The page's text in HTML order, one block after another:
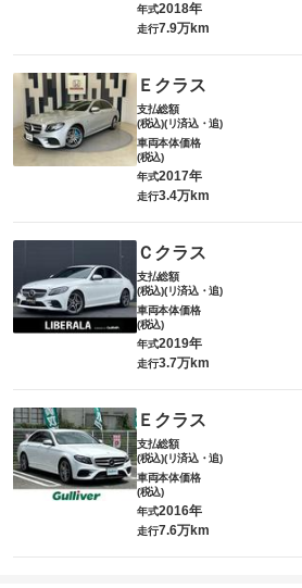
年式2018年
走行7.9万km
Ｅクラス
支払総額
(税込)(リ済込・追)
車両本体価格
(税込)
年式2017年
走行3.4万km
Ｃクラス
支払総額
(税込)(リ済込・追)
車両本体価格
(税込)
年式2019年
走行3.7万km
Ｅクラス
支払総額
(税込)(リ済込・追)
車両本体価格
(税込)
年式2016年
走行7.6万km